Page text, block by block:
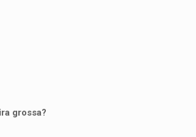
grossa?